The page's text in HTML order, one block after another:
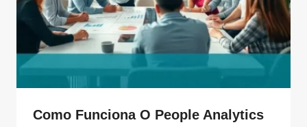
Como Funciona O People Analytics